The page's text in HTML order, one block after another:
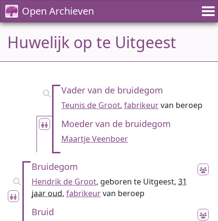
Open Archieven
Huwelijk op te Uitgeest
Vader van de bruidegom
Teunis de Groot, fabrikeurvan beroep
Moeder van de bruidegom
Maartje Veenboer
Bruidegom
Hendrik de Groot, geboren te Uitgeest, 31
jaar oud, fabrikeurvan beroep
Bruid